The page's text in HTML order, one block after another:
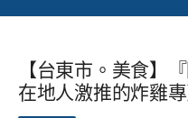
【台東市。美食】
在地人激推的炸雞專